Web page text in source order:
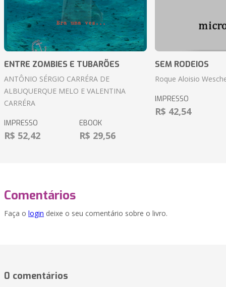
ENTRE ZOMBIES E TUBARÕES
ANTÔNIO SÉRGIO CARRÉRA DE
ALBUQUERQUE MELO E VALENTINA
CARRÉRA
IMPRESSO
R$ 52,42
EBOOK
R$ 29,56
SEM RODEIOS
Roque Aloisio
IMPRESSO
R$ 42,54
Comentários
Faça o login deixe o seu comentário sobre o livro.
0 comentários